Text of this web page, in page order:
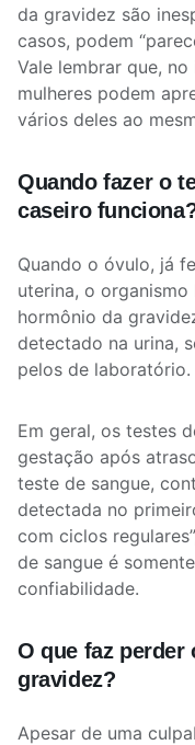
da gravidez são
casos, podem
Vale lembrar que,
mulheres podem
vários deles ao
Quando fazer o
caseiro
Quando o óvulo, já
uterina, o
hormônio da
detectado na urina,
pelos de laboratório.
Em geral, os testes
gestação após
teste de sangue,
detectada no
com ciclos
de sangue é
confiabilidade.
O que faz perder
gravidez?
Apesar de uma